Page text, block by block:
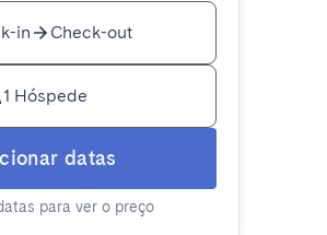
in Check-out
1 Hóspede
datas
para ver o preço